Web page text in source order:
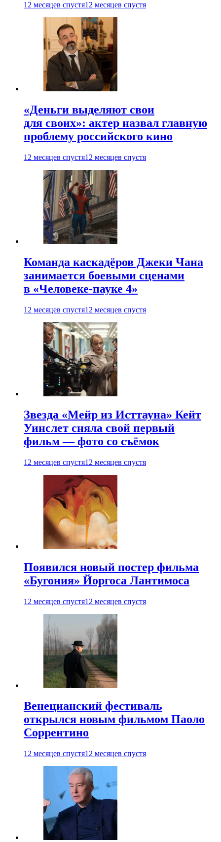
12 месяцев спустя12 месяцев спустя
«Деньги выделяют свои
для своих»: актер назвал главную
проблему российского кино
12 месяцев спустя12 месяцев спустя
Команда каскадёров Джеки Чана
занимается боевыми сценами
в «Человеке-пауке 4»
12 месяцев спустя12 месяцев спустя
Звезда «Мейр из Исттауна» Кейт
Уинслет сняла свой первый
фильм — фото со съёмок
12 месяцев спустя12 месяцев спустя
Появился новый постер фильма
«Бугония» Йоргоса Лантимоса
12 месяцев спустя12 месяцев спустя
Венецианский фестиваль
открылся новым фильмом Паоло
Соррентино
12 месяцев спустя12 месяцев спустя